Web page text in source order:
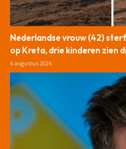
Nederlandse vrouw (42)
op Kreta, drie kinderen zien
6 augustus 2026